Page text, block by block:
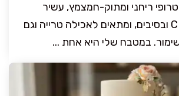
ריחני ומתוק-חמצמץ, עשיר
במיוחד בוויטמין C ובסיבים, ומתאים לאכילה טרייה וגם
במטבח שלי היא אחת ...